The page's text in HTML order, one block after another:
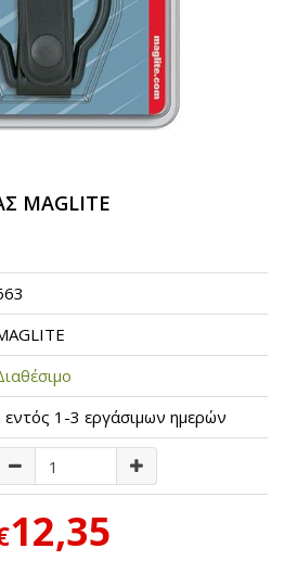
MAGLITE
1-3 εργάσιμων ημερών
12,35